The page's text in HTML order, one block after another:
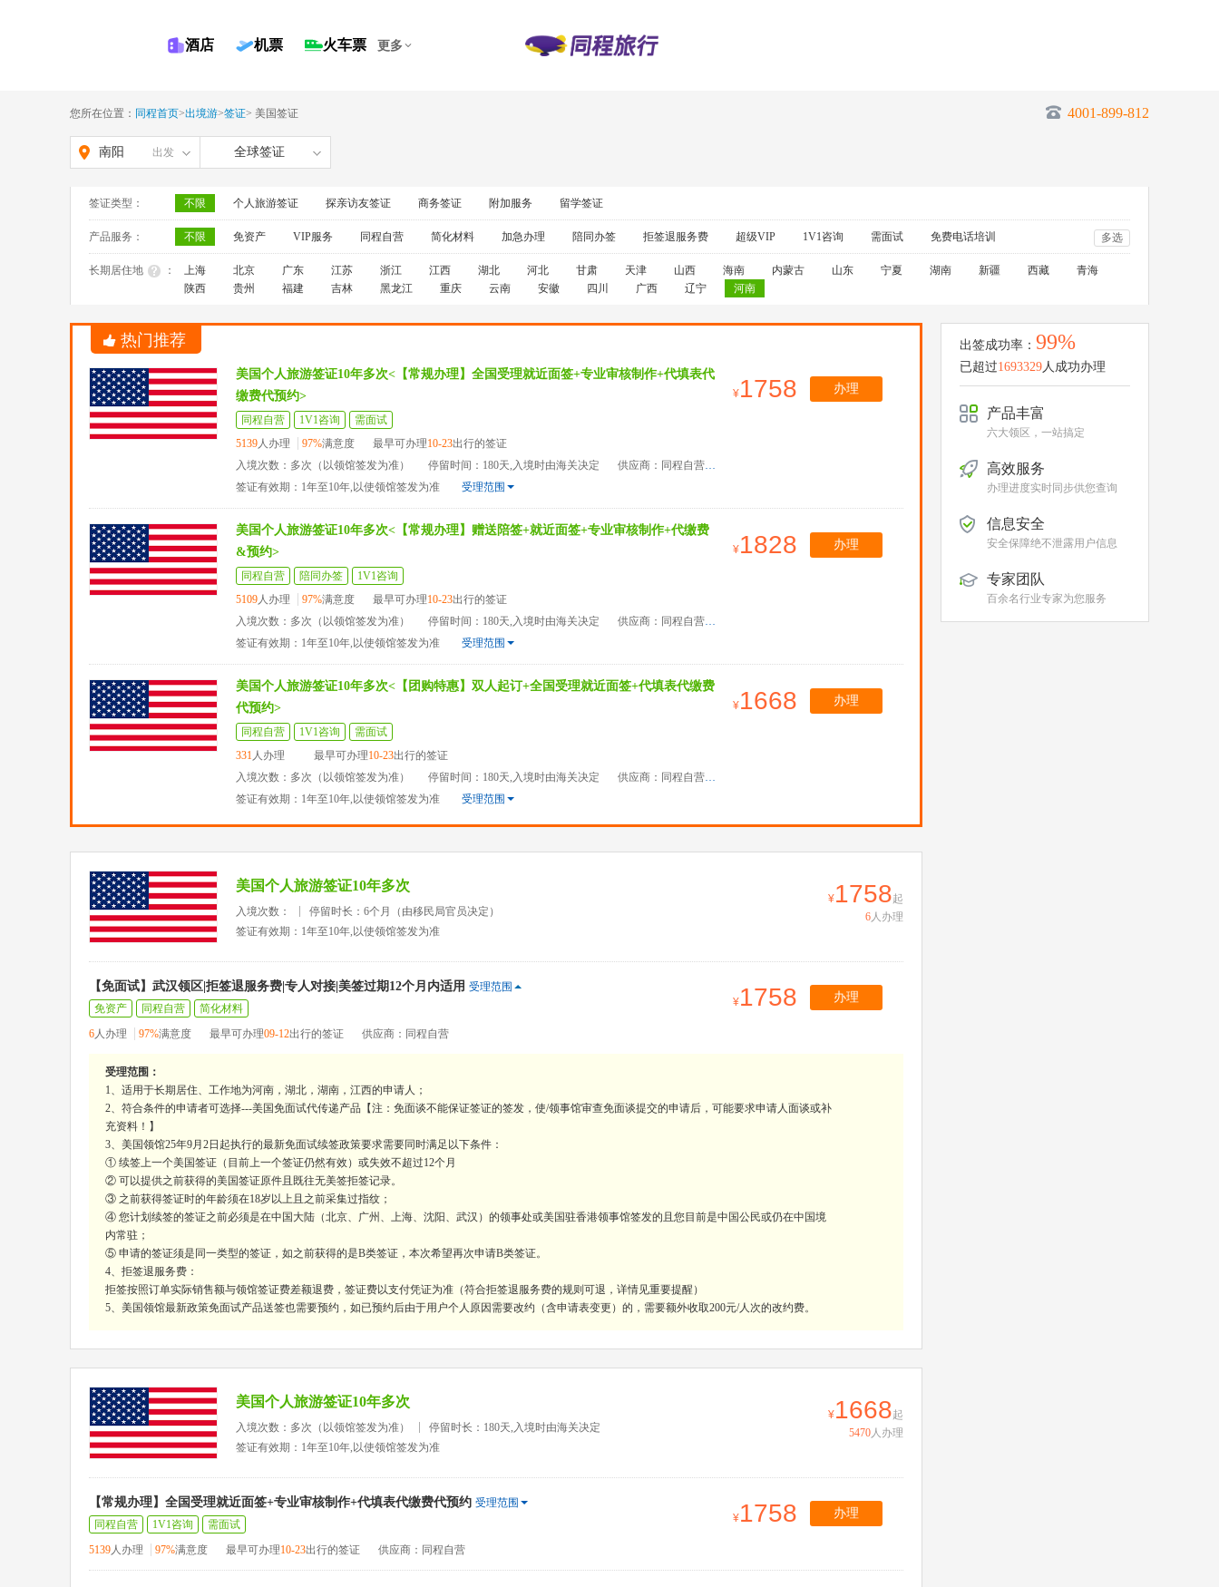
酒店 机票 火车票 更多
您所在位置： 同程首页>出境游>签证> 美国签证 4001-899-812
南阳 出发 全球签证
签证类型： 不限 个人旅游签证 探亲访友签证 商务签证 附加服务 留学签证
产品服务： 不限 免资产 VIP服务 同程自营 简化材料 加急办理 陪同办签 拒签退服务费 超级VIP 1V1咨询 需面试 免费电话培训 多选
长期居住地 ： 上海 北京 广东 江苏 浙江 江西 湖北 河北 甘肃 天津 山西 海南 内蒙古 山东 宁夏 湖南 新疆 西藏
青海
陕西
贵州 福建 吉林 黑龙江 重庆 云南 安徽 四川 广西 辽宁 河南
热门推荐
美国个人旅游签证10年多次<【常规办理】全国受理就近面签+专业审核制作+代填表代
缴费代预约>
同程自营 1V1咨询
需面试
5139人办理 97%满意度 最早可办理10-23出行的签证
入境次数：多次（以领馆签发为准）
停留时间：180天,入境时由海关决定
供应商：同程自营
签证有效期：1年至10年,以使领馆签发为准
受理范围
1758 办理
美国个人旅游签证10年多次<【常规办理】赠送陪签+就近面签+专业审核制作+代缴费
&预约>
同程自营 陪同办签
1V1咨询
5109人办理 97%满意度 最早可办理10-23出行的签证
入境次数：多次（以领馆签发为准）
停留时间：180天,入境时由海关决定
供应商：同程自营
签证有效期：1年至10年,以使领馆签发为准
受理范围
1828 办理
美国个人旅游签证10年多次<【团购特惠】双人起订+全国受理就近面签+代填表代缴费
代预约>
同程自营 1V1咨询
需面试
331人办理 最早可办理10-23出行的签证
入境次数：多次（以领馆签发为准）
停留时间：180天,入境时由海关决定
供应商：同程自营
签证有效期：1年至10年,以使领馆签发为准
受理范围
1668 办理
美国个人旅游签证10年多次
入境次数：
停留时长：6个月（由移民局官员决定）
签证有效期：1年至10年,以使领馆签发为准
1758起
6人办理
【免面试】武汉领区|拒签退服务费|专人对接|美签过期12个月内适用 受理范围
免资产
同程自营
简化材料
6人办理 97%满意度 最早可办理09-12出行的签证 供应商：同程自营
1758 办理
受理范围：
1、适用于长期居住、工作地为河南，湖北，湖南，江西的申请人；
2、符合条件的申请者可选择---美国免面试代传递产品【注：免面谈不能保证签证的签发，使/领事馆审查免面谈提交的申请后，可能要求申请人面谈或补
充资料！】
3、美国领馆25年9月2日起执行的最新免面试续签政策要求需要同时满足以下条件：
① 续签上一个美国签证（目前上一个签证仍然有效）或失效不超过12个月
② 可以提供之前获得的美国签证原件且既往无美签拒签记录。
③ 之前获得签证时的年龄须在18岁以上且之前采集过指纹；
④ 您计划续签的签证之前必须是在中国大陆（北京、广州、上海、沈阳、武汉）的领事处或美国驻香港领事馆签发的且您目前是中国公民或仍在中国境
内常驻；
⑤ 申请的签证须是同一类型的签证，如之前获得的是B类签证，本次希望再次申请B类签证。
4、拒签退服务费：
拒签按照订单实际销售额与领馆签证费差额退费，签证费以支付凭证为准（符合拒签退服务费的规则可退，详情见重要提醒）
5、美国领馆最新政策免面试产品送签也需要预约，如已预约后由于用户个人原因需要改约（含申请表变更）的，需要额外收取200元/人次的改约费。
美国个人旅游签证10年多次
入境次数：多次（以领馆签发为准）
停留时长：180天,入境时由海关决定
签证有效期：1年至10年,以使领馆签发为准
1668起
5470人办理
【常规办理】全国受理就近面签+专业审核制作+代填表代缴费代预约 受理范围
同程自营
1V1咨询
需面试
5139人办理 97%满意度 最早可办理10-23出行的签证 供应商：同程自营
1758 办理
出签成功率： 99%
已超过1693329人成功办理
产品丰富
六大领区，一站搞定
高效服务
办理进度实时同步供您查询
信息安全
安全保障绝不泄露用户信息
专家团队
百余名行业专家为您服务